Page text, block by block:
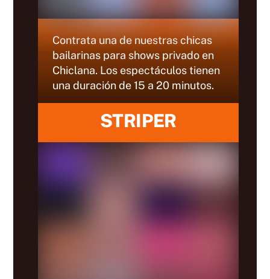
Contrata una de nuestras chicas
bailarinas para shows privado en
Chiclana. Los espectáculos tienen
una duración de 15 a 20 minutos.
STRIPER